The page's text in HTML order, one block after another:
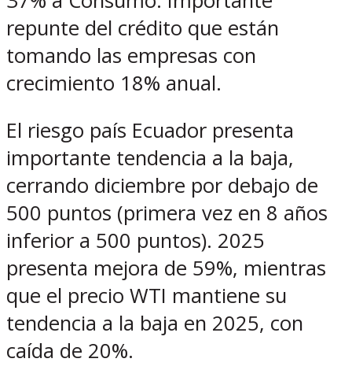
repunte del crédito que están
tomando las empresas con
crecimiento 18% anual.
El riesgo país Ecuador presenta
importante tendencia a la baja,
cerrando diciembre por debajo de
500 puntos (primera vez en 8 años
inferior a 500 puntos). 2025
presenta mejora de 59%, mientras
que el precio WTI mantiene su
tendencia a la baja en 2025, con
caída de 20%.